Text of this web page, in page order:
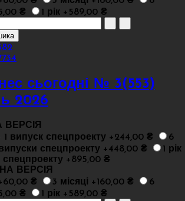
₴
1 рік +589,00 ₴
сьогодні № 3(553)
2026
ВЕРСІЯ
1 випуск спецпроекту +244,00 ₴
6
спецпроекту +448,00 ₴
1 рік
спецпроекту +895,00 ₴
ВЕРСІЯ
₴
3 місяці +160,00 ₴
6
₴
1 рік +589,00 ₴